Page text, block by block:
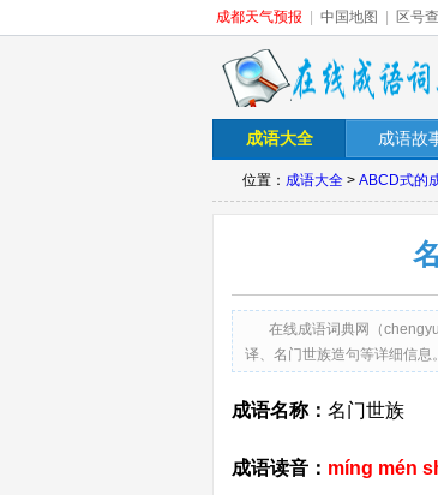
成都天气预报 中国地图 区号
成语大全 成语故
位置： 成语大全 > ABCD式的
在线成语词典网（
译、名门世族造句等详细信
成语名称： 名门世族
成语读音： míng mén